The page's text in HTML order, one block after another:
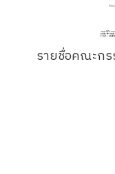
รายชื่อคณะกร